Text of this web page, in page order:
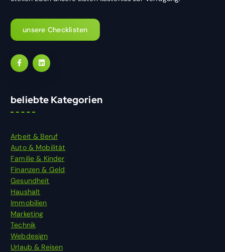
unsere Checklisten
beliebte Kategorien
Arbeit & Beruf
Auto & Mobilität
Familie & Kinder
Finanzen & Geld
Gesundheit
Haushalt
Immobilien
Marketing
Technik
Webdesign
Urlaub & Reisen